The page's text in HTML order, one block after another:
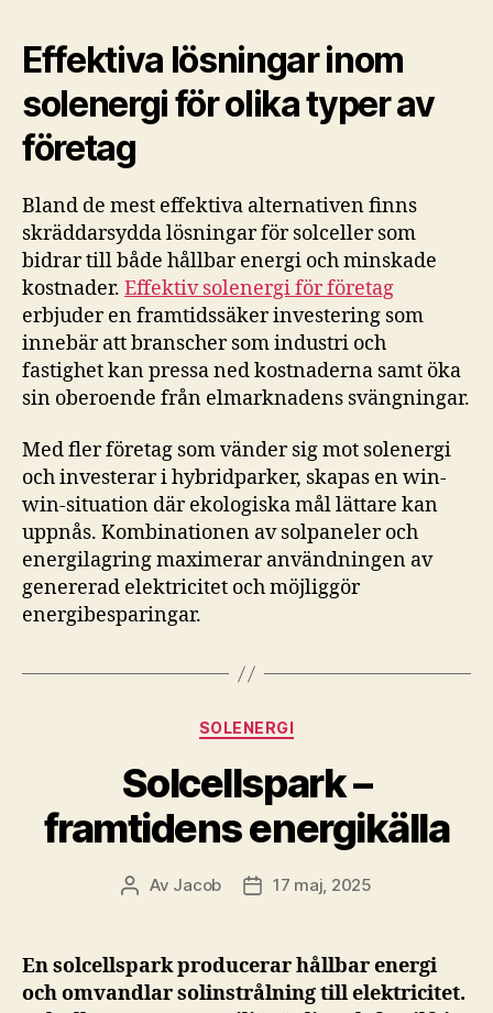
Effektiva lösningar inom
solenergi för olika typer av
företag
Bland de mest effektiva alternativen finns
skräddarsydda lösningar för solceller som
bidrar till både hållbar energi och minskade
kostnader. Effektiv solenergi för företag
erbjuder en framtidssäker investering som
innebär att branscher som industri och
fastighet kan pressa ned kostnaderna samt öka
sin oberoende från elmarknadens svängningar.
Med fler företag som vänder sig mot solenergi
och investerar i hybridparker, skapas en win-
win-situation där ekologiska mål lättare kan
uppnås. Kombinationen av solpaneler och
energilagring maximerar användningen av
genererad elektricitet och möjliggör
energibesparingar.
Kategorier
SOLENERGI
Solcellspark –
framtidens energikälla
Inläggsförfattare
Av Jacob Inläggsdatum
17 maj, 2025
En solcellspark producerar hållbar energi
och omvandlar solinstrålning till elektricitet.